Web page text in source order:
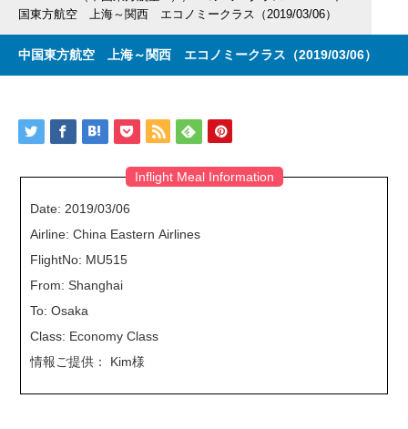
国東方航空 上海～関西 エコノミークラス（2019/03/06）
中国東方航空 上海～関西 エコノミークラス（2019/03/06）
Inflight Meal Information
Date: 2019/03/06
Airline: China Eastern Airlines
FlightNo: MU515
From: Shanghai
To: Osaka
Class: Economy Class
情報ご提供： Kim様